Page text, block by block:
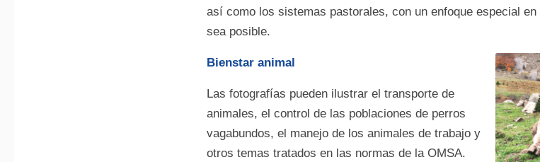
así como los sistemas pastorales, con un enfoque especial
sea posible.
Bienstar animal
Las fotografías pueden ilustrar el transporte de
animales, el control de las poblaciones de perros
vagabundos, el manejo de los animales de trabajo y
otros temas tratados en las normas de la OMSA.